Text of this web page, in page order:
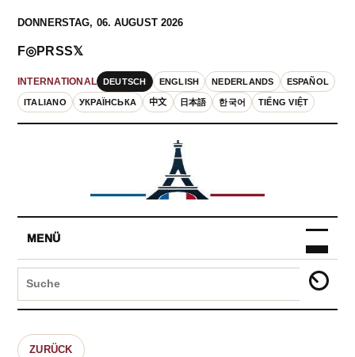
DONNERSTAG, 06. AUGUST 2026
INTERNATIONAL DEUTSCH ENGLISH NEDERLANDS ESPAÑOL
ITALIANO УКРАЇНСЬКА 中文 日本語 한국어 TIẾNG VIỆT
F◎PRSS𝕏
MENÜ
ZURÜCK